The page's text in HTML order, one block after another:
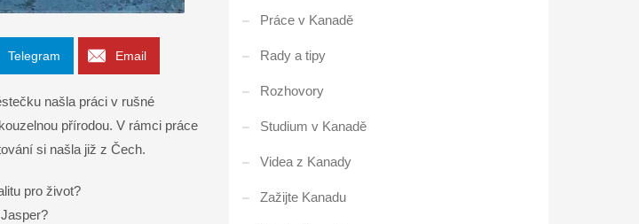
Telegram Email
našla práci v rušné
přírodou. V rámci práce
si našla již z Čech.
pro život?
Práce v Kanadě
Rady a tipy
Rozhovory
Studium v Kanadě
Videa z Kanady
Zažijte Kanadu